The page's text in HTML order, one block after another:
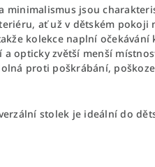
minimalismus jsou
ať už v dětském pokoji
kolekce naplní očekávání
a opticky zvětší menší
proti poškrábání,
stolek je ideální do